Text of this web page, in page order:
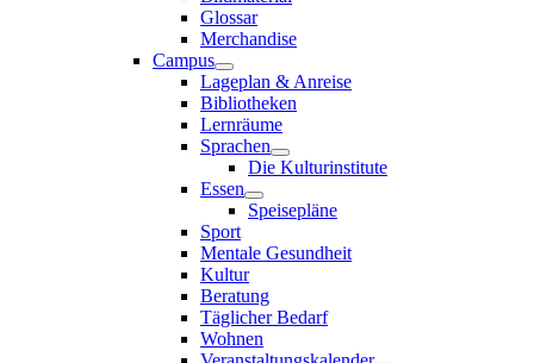
Glossar
Merchandise
Campus
Lageplan & Anreise
Bibliotheken
Lernräume
Sprachen
Die Kulturinstitute
Essen
Speisepläne
Sport
Mentale Gesundheit
Kultur
Beratung
Täglicher Bedarf
Wohnen